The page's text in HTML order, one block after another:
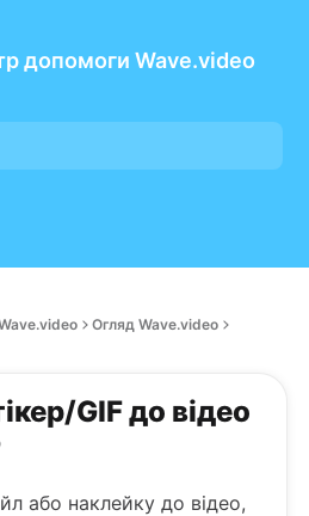
допомоги Wave.video
Огляд Wave.video
GIF до відео
або наклейку до відео,